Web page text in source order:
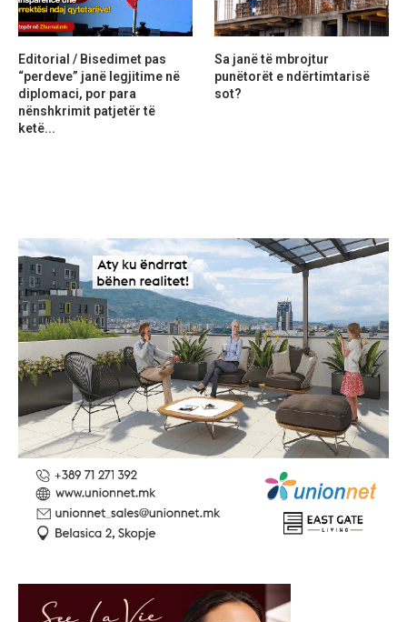
Editorial / Bisedimet pas
“perdeve” janë legjitime në
diplomaci, por para
nënshkrimit patjetër të
ketë...
Sa janë të mbrojtur
punëtorët e ndërtimtarisë
sot?